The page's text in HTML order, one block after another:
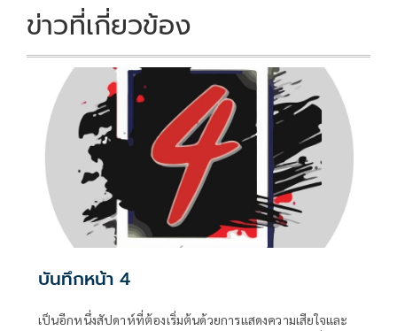
k k
ข่าวที่เกี่ยวข้อง
บันทึกหน้า 4
เป็นอีกหนึ่งสัปดาห์ที่ต้องเริ่มต้นด้วยการแสดงความเสียใจและ